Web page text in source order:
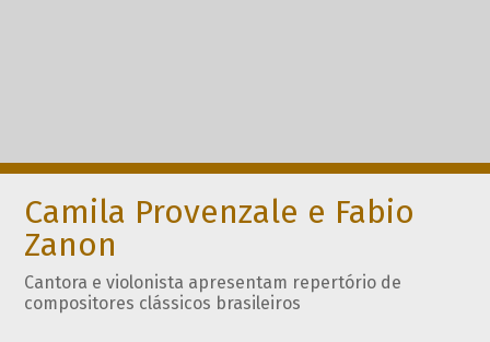
Camila Provenzale e Fabio
Zanon
Cantora e violonista apresentam repertório de
compositores clássicos brasileiros